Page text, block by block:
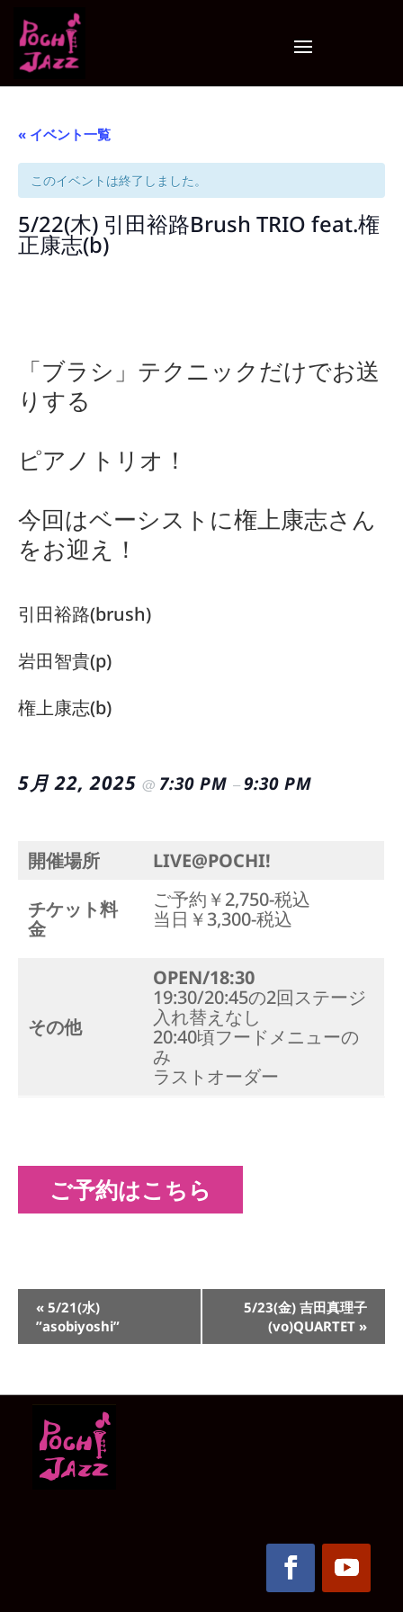
« イベント一覧
このイベントは終了しました。
5/22(木) 引田裕路Brush TRIO feat.権
正康志(b)
「ブラシ」テクニックだけでお送
りする
ピアノトリオ！
今回はベーシストに権上康志さん
をお迎え！
引田裕路(brush)
岩田智貴(p)
権上康志(b)
5月 22, 2025 @ 7:30 PM –9:30 PM
開催場所
LIVE@POCHI!
チケット料
金
ご予約￥2,750-税込
当日￥3,300-税込
その他
OPEN/18:30
19:30/20:45の2回ステージ
入れ替えなし
20:40頃フードメニューの
み
ラストオーダー
ご予約はこちら
イ
ベ
ン
ビ
« 5/21(水)
”asobiyoshi”
5/23(金) 吉田真理子
(vo)QUARTET »